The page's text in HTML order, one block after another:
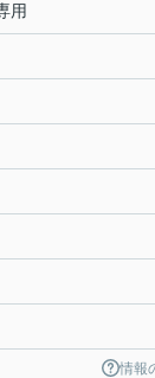
用
情報